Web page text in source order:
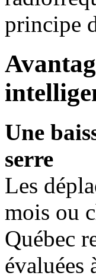
principe
Une
serre
Les
mois ou
Québec
évaluées